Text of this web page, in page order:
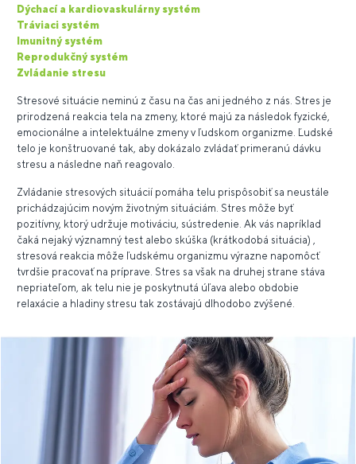
Dýchací a kardiovaskulárny systém
Tráviaci systém
Imunitný systém
Reprodukčný systém
Zvládanie stresu
Stresové situácie neminú z času na čas ani jedného z nás. Stres je
prirodzená reakcia tela na zmeny, ktoré majú za následok fyzické,
emocionálne a intelektuálne zmeny v ľudskom organizme. Ľudské
telo je konštruované tak, aby dokázalo zvládať primeranú dávku
stresu a následne naň reagovalo.
Zvládanie stresových situácií pomáha telu prispôsobiť sa neustále
prichádzajúcim novým životným situáciám. Stres môže byť
pozitívny, ktorý udržuje motiváciu, sústredenie. Ak vás napríklad
čaká nejaký významný test alebo skúška (krátkodobá situácia) ,
stresová reakcia môže ľudskému organizmu výrazne napomôcť
tvrdšie pracovať na príprave. Stres sa však na druhej strane stáva
nepriateľom, ak telu nie je poskytnutá úľava alebo obdobie
relaxácie a hladiny stresu tak zostávajú dlhodobo zvýšené.